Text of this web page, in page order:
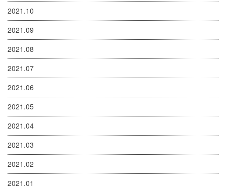
2021.10
2021.09
2021.08
2021.07
2021.06
2021.05
2021.04
2021.03
2021.02
2021.01